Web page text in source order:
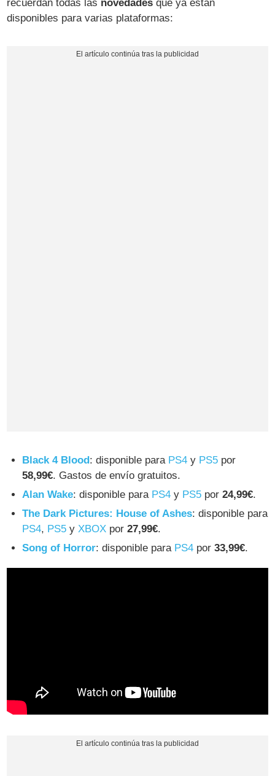
recuerdan todas las novedades que ya están
disponibles para varias plataformas:
Black 4 Blood: disponible para PS4 y PS5 por
58,99€. Gastos de envío gratuitos.
Alan Wake: disponible para PS4 y PS5 por24,99€.
The Dark Pictures: House of Ashes: disponible para
PS4, PS5 y XBOX por27,99€.
Song of Horror: disponible para PS4 por33,99€.